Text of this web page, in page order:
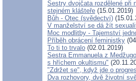
Sestry dvojčata rozdělené při
stejném klášteře (15.01.2019)
Bůh - Otec (svědectví)
V manželství se dá žít
Moc modlitby - Tajemství
Příběh obrácení feministky
To ti to trvalo (02.01.2019)
Sestra Emmanuela z
s hříchem okultismu"
"Zdržet se", když jde o
Dva rozhovory, dvě životní